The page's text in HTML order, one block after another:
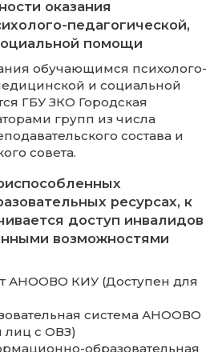
система
с ОВЗ)
и высшего
с ОВЗ)
по надзору в сфере
(Доступен для лиц с
«Российской
Положения об
14.04.2023
Положения об
(с приложением)
количестве жилых
общежитии,
платы за